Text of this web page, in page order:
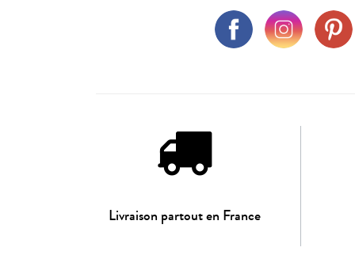
Livraison partout en France